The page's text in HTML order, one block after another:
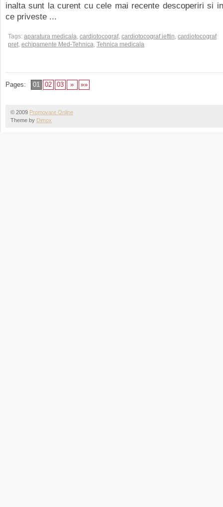
inalta sunt la curent cu cele mai recente descoperiri si
ce priveste ...
Tags: aparatura medicala, cardiotocograf, cardiotocograf ieftin, cardiotocograf
pret, echipamente Med-Tehnica, Tehnica medicala
Pages: 01 02 03 » »»
© 2009 Promovare Online
Theme by Dimox